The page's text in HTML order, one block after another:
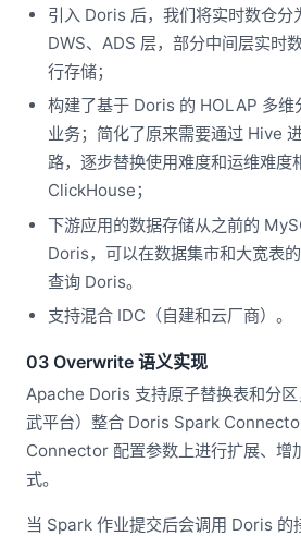
引入 Doris 后，我们将实时数仓分
DWS、ADS 层，部分中间层实时
行存储；
构建了基于 Doris 的 HOLAP 多维
业务；简化了原来需要通过 Hive
路，逐步替换使用难度和运维难度
ClickHouse；
下游应用的数据存储从之前的
Doris，可以在数据集市和大宽表
查询 Doris。
支持混合 IDC（自建和云厂商）。
03 Overwrite 语义实现
Apache Doris 支持原子替换表和分
武平台）整合 Doris Spark
Connector 配置参数上进行扩展、增
式。
当 Spark 作业提交后会调用 Doris 的